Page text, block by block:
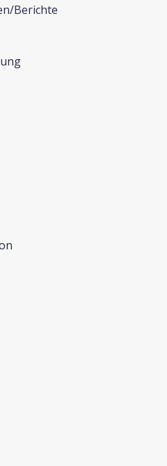
Berichte